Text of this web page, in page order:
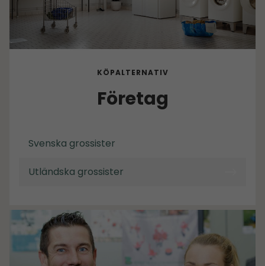
KÖPALTERNATIV
Företag
Svenska grossister
Utländska grossister